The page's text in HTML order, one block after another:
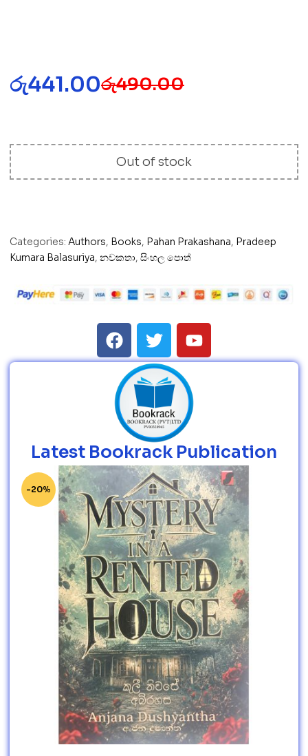
රු490.00
රු441.00
Out of stock
Categories: Authors, Books, Pahan Prakashana, Pradeep
Kumara Balasuriya, නවකතා, සිංහල පොත්
Latest Bookrack Publication
-20%